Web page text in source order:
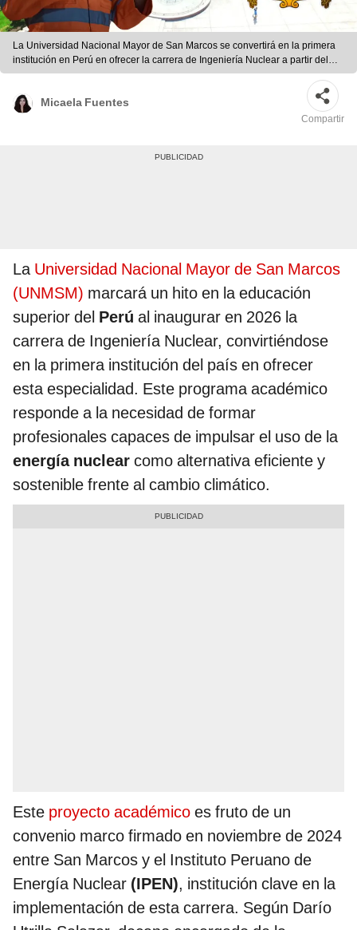
La Universidad Nacional Mayor de San Marcos se convertirá en la primera
institución en Perú en ofrecer la carrera de Ingeniería Nuclear a partir del
año 2026. Foto: composición LR
Micaela Fuentes
Compartir
La Universidad Nacional Mayor de San Marcos
(UNMSM) marcará un hito en la educación
superior del Perú al inaugurar en 2026 la
carrera de Ingeniería Nuclear, convirtiéndose
en la primera institución del país en ofrecer
esta especialidad. Este programa académico
responde a la necesidad de formar
profesionales capaces de impulsar el uso de la
energía nuclear como alternativa eficiente y
sostenible frente al cambio climático.
Este proyecto académico es fruto de un
convenio marco firmado en noviembre de 2024
entre San Marcos y el Instituto Peruano de
Energía Nuclear (IPEN), institución clave en la
implementación de esta carrera. Según Darío